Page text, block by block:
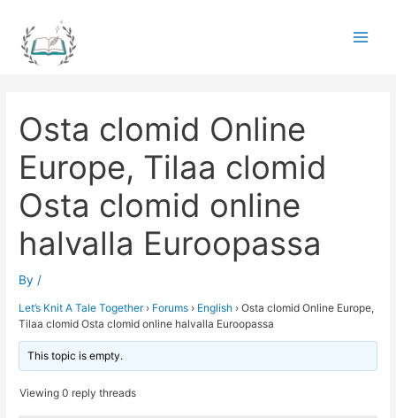
content
Osta clomid Online
Europe, Tilaa clomid
Osta clomid online
halvalla Euroopassa
By /
Let’s Knit A Tale Together › Forums › English › Osta clomid Online Europe,
Tilaa clomid Osta clomid online halvalla Euroopassa
This topic is empty.
Viewing 0 reply threads